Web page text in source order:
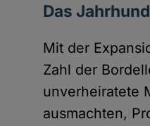
Das
Mit der
Zahl der
unverheiratete
ausmachten,